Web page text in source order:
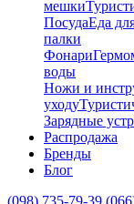
мешки
ПосудаЕда
палки
Фонари
воды
Ножи и
уходу
Зарядные
Распродажа
Бренды
Блог
(098) 735-79-39